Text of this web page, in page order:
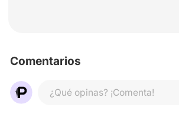
Comentarios
¿Qué opinas? ¡Comenta!